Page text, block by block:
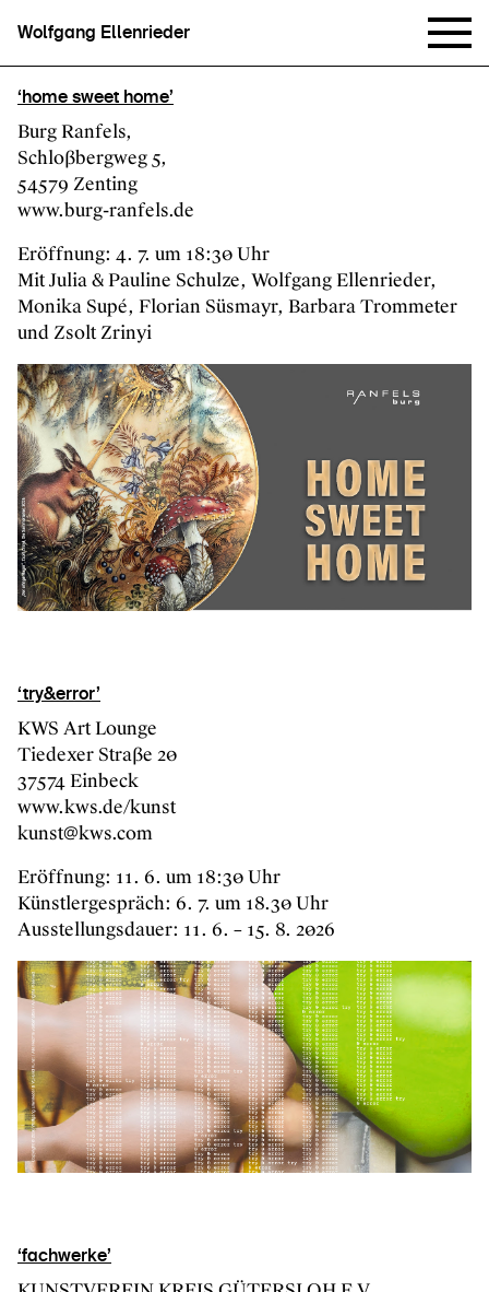
Wolfgang Ellenrieder
‘home sweet home’
Burg Ranfels,
Schloßbergweg 5,
54579 Zenting
www.burg-ranfels.de
Eröffnung: 4. 7. um 18:30 Uhr
Mit Julia & Pauline Schulze, Wolfgang Ellenrieder,
Monika Supé, Florian Süsmayr, Barbara Trommeter
und Zsolt Zrinyi
‘try&error’
KWS Art Lounge
Tiedexer Straße 20
37574 Einbeck
www.kws.de/kunst
kunst@kws.com
Eröffnung: 11. 6. um 18:30 Uhr
Künstlergespräch: 6. 7. um 18.30 Uhr
Ausstellungsdauer: 11. 6. – 15. 8. 2026
‘fachwerke’